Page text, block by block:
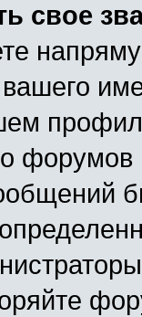
свое
форумов